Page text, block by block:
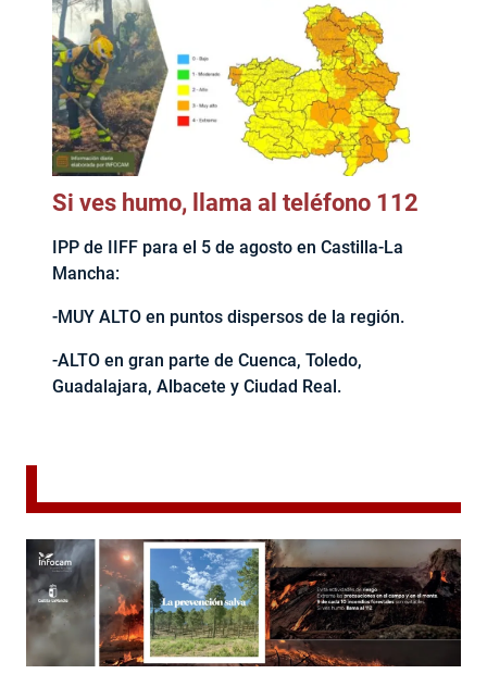
Si ves humo, llama al teléfono 112
IPP de IIFF para el 5 de agosto en Castilla-La
Mancha:
-MUY ALTO en puntos dispersos de la región.
-ALTO en gran parte de Cuenca, Toledo,
Guadalajara, Albacete y Ciudad Real.